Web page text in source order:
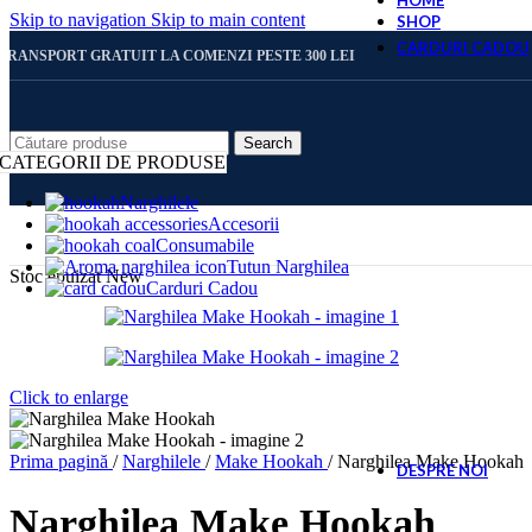
Skip to navigation Skip to main content
GRATUIT LA COMENZI PESTE 300 LEI
Search
CATEGORII DE PRODUSE
Narghilele
Accesorii
Consumabile
Tutun Narghilea
Carduri Cadou
SHOP
CARDURI CADOU
DESPRE NOI
Stoc epuizat New
Click to enlarge
Prima pagină / Narghilele / Make Hookah / Narghilea Make Hookah
Narghilea Make Hookah